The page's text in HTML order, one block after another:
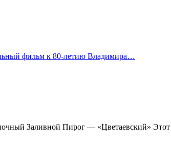
фильм к 80-летию Владимира…
Заливной Пирог — «Цветаевский» Этот